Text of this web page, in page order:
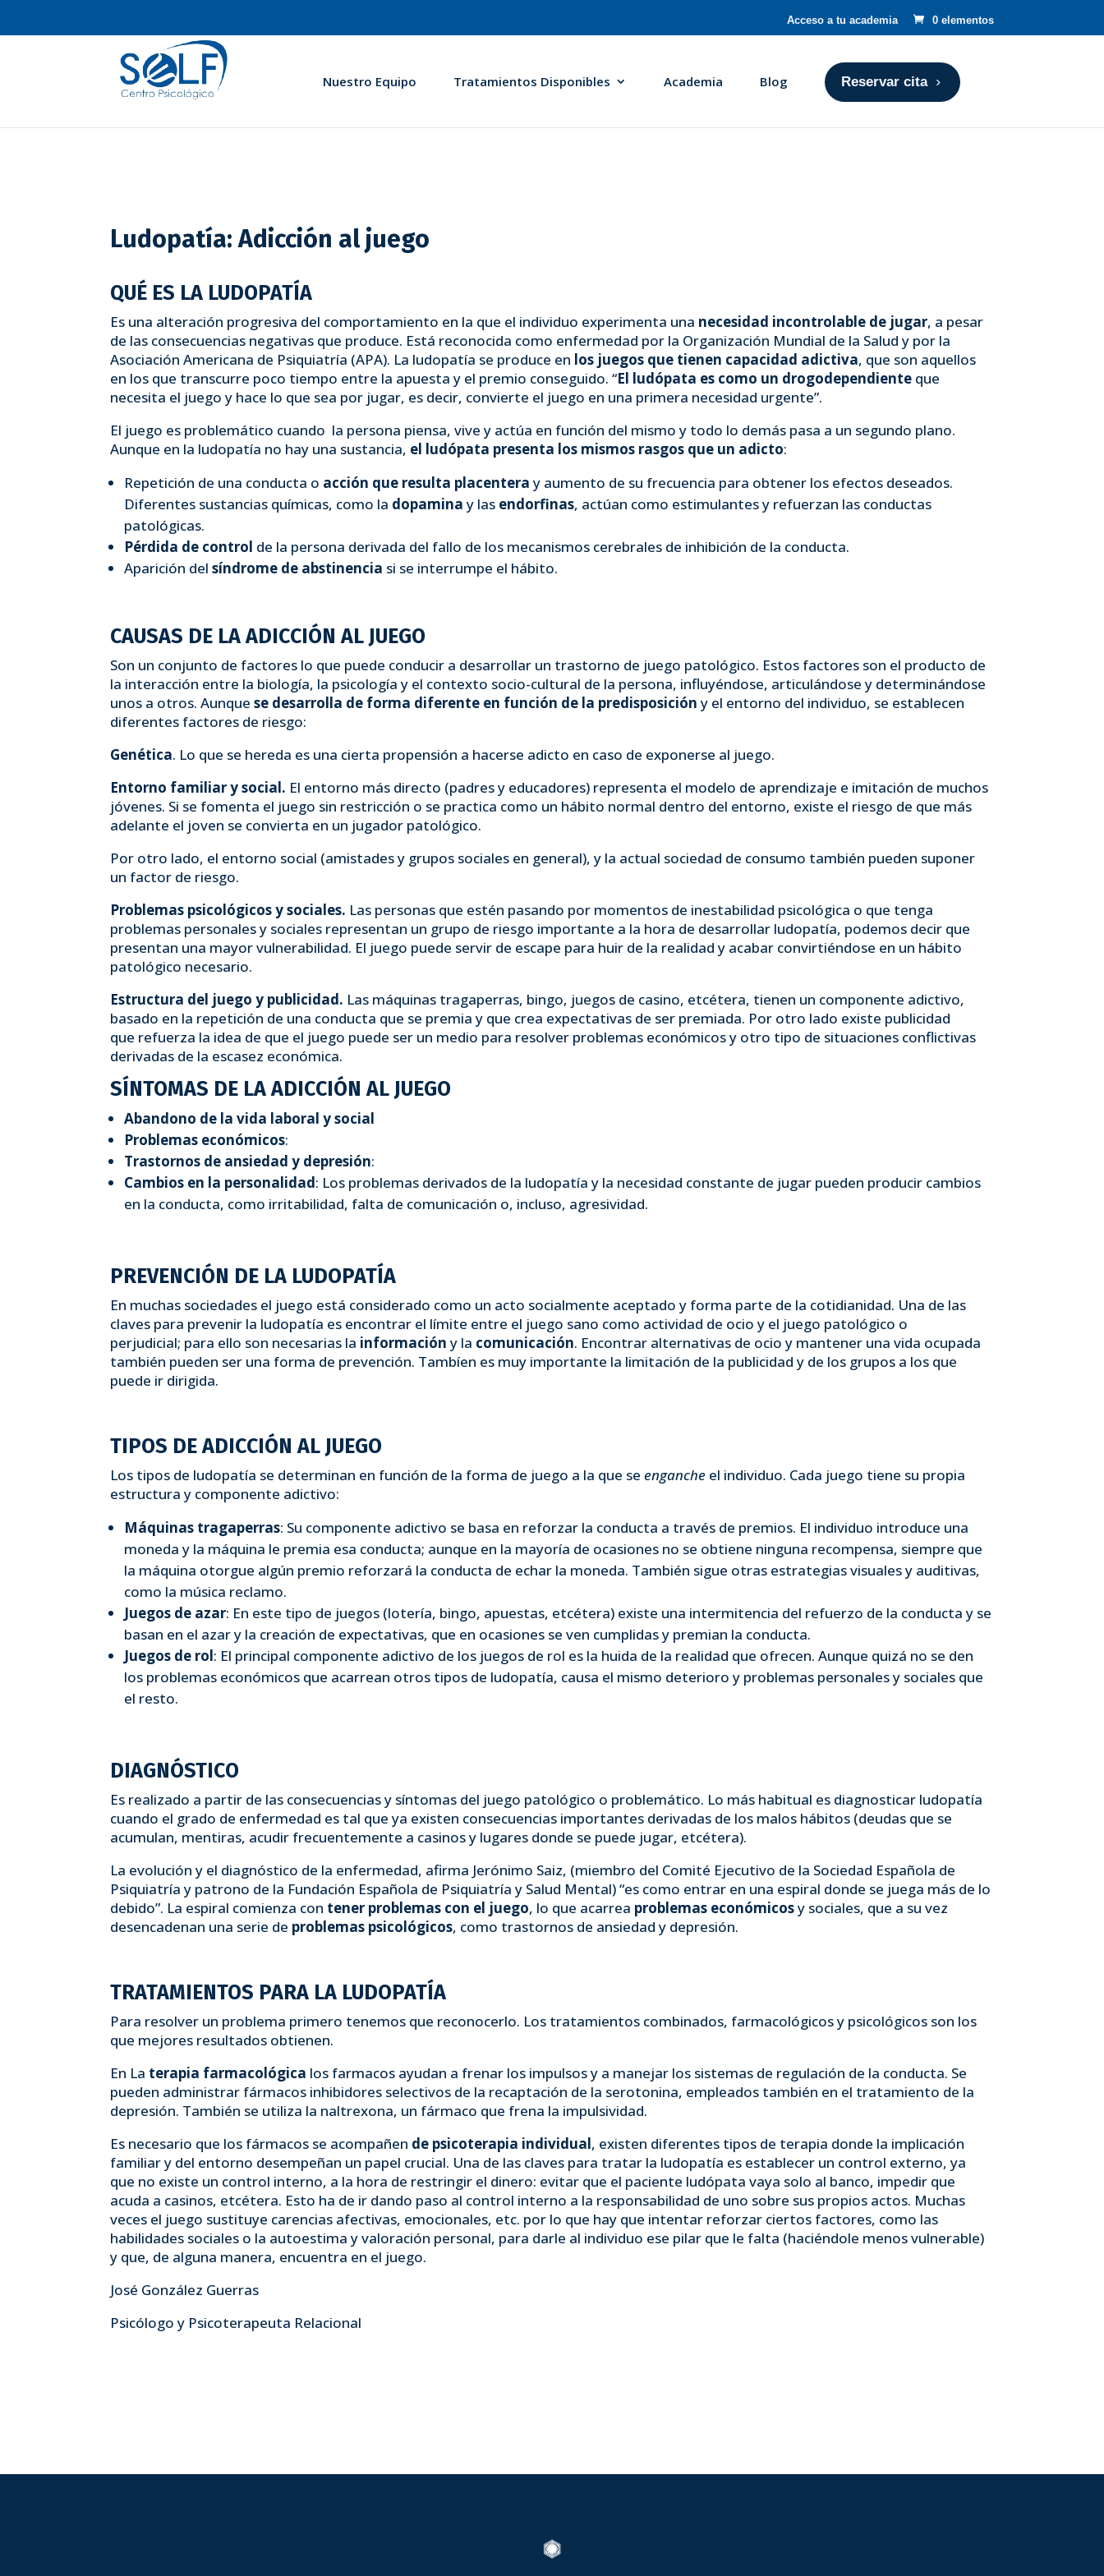
Acceso a tu academia 0 elementos
Nuestro Equipo Tratamientos Disponibles Academia Blog Reservar cita
Ludopatía: Adicción al juego
QUÉ ES LA LUDOPATÍA
Es una alteración progresiva del comportamiento en la que el individuo experimenta una necesidad incontrolable de jugar, a pesar
de las consecuencias negativas que produce. Está reconocida como enfermedad por la Organización Mundial de la Salud y por la
Asociación Americana de Psiquiatría (APA). La ludopatía se produce en los juegos que tienen capacidad adictiva, que son aquellos
en los que transcurre poco tiempo entre la apuesta y el premio conseguido. “El ludópata es como un drogodependiente que
necesita el juego y hace lo que sea por jugar, es decir, convierte el juego en una primera necesidad urgente”.
El juego es problemático cuando la persona piensa, vive y actúa en función del mismo y todo lo demás pasa a un segundo plano.
Aunque en la ludopatía no hay una sustancia, el ludópata presenta los mismos rasgos que un adicto:
Repetición de una conducta o acción que resulta placentera y aumento de su frecuencia para obtener los efectos deseados.
Diferentes sustancias químicas, como la dopamina y las endorfinas, actúan como estimulantes y refuerzan las conductas
patológicas.
Pérdida de control de la persona derivada del fallo de los mecanismos cerebrales de inhibición de la conducta.
Aparición delsíndrome de abstinencia si se interrumpe el hábito.
CAUSAS DE LA ADICCIÓN AL JUEGO
Son un conjunto de factores lo que puede conducir a desarrollar un trastorno de juego patológico. Estos factores son el producto de
la interacción entre la biología, la psicología y el contexto socio-cultural de la persona, influyéndose, articulándose y determinándose
unos a otros. Aunquese desarrolla de forma diferente en función de la predisposición y el entorno del individuo, se establecen
diferentes factores de riesgo:
Genética. Lo que se hereda es una cierta propensión a hacerse adicto en caso de exponerse al juego.
Entorno familiar y social. El entorno más directo (padres y educadores) representa el modelo de aprendizaje e imitación de muchos
jóvenes. Si se fomenta el juego sin restricción o se practica como un hábito normal dentro del entorno, existe el riesgo de que más
adelante el joven se convierta en un jugador patológico.
Por otro lado, el entorno social (amistades y grupos sociales en general), y la actual sociedad de consumo también pueden suponer
un factor de riesgo.
Problemas psicológicos y sociales. Las personas que estén pasando por momentos de inestabilidad psicológica o que tenga
problemas personales y sociales representan un grupo de riesgo importante a la hora de desarrollar ludopatía, podemos decir que
presentan una mayor vulnerabilidad. El juego puede servir de escape para huir de la realidad y acabar convirtiéndose en un hábito
patológico necesario.
Estructura del juego y publicidad. Las máquinas tragaperras, bingo, juegos de casino, etcétera, tienen un componente adictivo,
basado en la repetición de una conducta que se premia y que crea expectativas de ser premiada. Por otro lado existe publicidad
que refuerza la idea de que el juego puede ser un medio para resolver problemas económicos y otro tipo de situaciones conflictivas
derivadas de la escasez económica.
SÍNTOMAS DE LA ADICCIÓN AL JUEGO
Abandono de la vida laboral y social
Problemas económicos:
Trastornos de ansiedad y depresión:
Cambios en la personalidad: Los problemas derivados de la ludopatía y la necesidad constante de jugar pueden producir cambios
en la conducta, como irritabilidad, falta de comunicación o, incluso, agresividad.
PREVENCIÓN DE LA LUDOPATÍA
En muchas sociedades el juego está considerado como un acto socialmente aceptado y forma parte de la cotidianidad. Una de las
claves para prevenir la ludopatía es encontrar el límite entre el juego sano como actividad de ocio y el juego patológico o
perjudicial; para ello son necesarias la información y la comunicación. Encontrar alternativas de ocio y mantener una vida ocupada
también pueden ser una forma de prevención. Tambíen es muy importante la limitación de la publicidad y de los grupos a los que
puede ir dirigida.
TIPOS DE ADICCIÓN AL JUEGO
Los tipos de ludopatía se determinan en función de la forma de juego a la que seenganche el individuo. Cada juego tiene su propia
estructura y componente adictivo:
Máquinas tragaperras: Su componente adictivo se basa en reforzar la conducta a través de premios. El individuo introduce una
moneda y la máquina le premia esa conducta; aunque en la mayoría de ocasiones no se obtiene ninguna recompensa, siempre que
la máquina otorgue algún premio reforzará la conducta de echar la moneda. También sigue otras estrategias visuales y auditivas,
como la música reclamo.
Juegos de azar: En este tipo de juegos (lotería, bingo, apuestas, etcétera) existe una intermitencia del refuerzo de la conducta y se
basan en el azar y la creación de expectativas, que en ocasiones se ven cumplidas y premian la conducta.
Juegos de rol: El principal componente adictivo de los juegos de rol es la huida de la realidad que ofrecen. Aunque quizá no se den
los problemas económicos que acarrean otros tipos de ludopatía, causa el mismo deterioro y problemas personales y sociales que
el resto.
DIAGNÓSTICO
Es realizado a partir de las consecuencias y síntomas del juego patológico o problemático. Lo más habitual es diagnosticar ludopatía
cuando el grado de enfermedad es tal que ya existen consecuencias importantes derivadas de los malos hábitos (deudas que se
acumulan, mentiras, acudir frecuentemente a casinos y lugares donde se puede jugar, etcétera).
La evolución y el diagnóstico de la enfermedad, afirma Jerónimo Saiz, (miembro del Comité Ejecutivo de la Sociedad Española de
Psiquiatría y patrono de la Fundación Española de Psiquiatría y Salud Mental) “es como entrar en una espiral donde se juega más de lo
debido”. La espiral comienza con tener problemas con el juego, lo que acarrea problemas económicosy sociales, que a su vez
desencadenan una serie de problemas psicológicos, como trastornos de ansiedad y depresión.
TRATAMIENTOS PARA LA LUDOPATÍA
Para resolver un problema primero tenemos que reconocerlo. Los tratamientos combinados, farmacológicos y psicológicos son los
que mejores resultados obtienen.
En La terapia farmacológica los farmacos ayudan a frenar los impulsos y a manejar los sistemas de regulación de la conducta. Se
pueden administrar fármacos inhibidores selectivos de la recaptación de la serotonina, empleados también en el tratamiento de la
depresión. También se utiliza la naltrexona, un fármaco que frena la impulsividad.
Es necesario que los fármacos se acompañen de psicoterapia individual, existen diferentes tipos de terapia donde la implicación
familiar y del entorno desempeñan un papel crucial. Una de las claves para tratar la ludopatía es establecer un control externo, ya
que no existe un control interno, a la hora de restringir el dinero: evitar que el paciente ludópata vaya solo al banco, impedir que
acuda a casinos, etcétera. Esto ha de ir dando paso al control interno a la responsabilidad de uno sobre sus propios actos. Muchas
veces el juego sustituye carencias afectivas, emocionales, etc. por lo que hay que intentar reforzar ciertos factores, como las
habilidades sociales o la autoestima y valoración personal, para darle al individuo ese pilar que le falta (haciéndole menos vulnerable)
y que, de alguna manera, encuentra en el juego.
José González Guerras
Psicólogo y Psicoterapeuta Relacional
